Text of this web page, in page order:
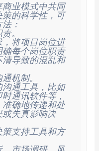
商业模式中共同
策的科学性，可
：
。
将项目岗位进
每个岗位职责
导致的混乱和
机制。
沟通工具，比如
通讯软件等，
确地传递和处
失真影响决
策支持工具和方